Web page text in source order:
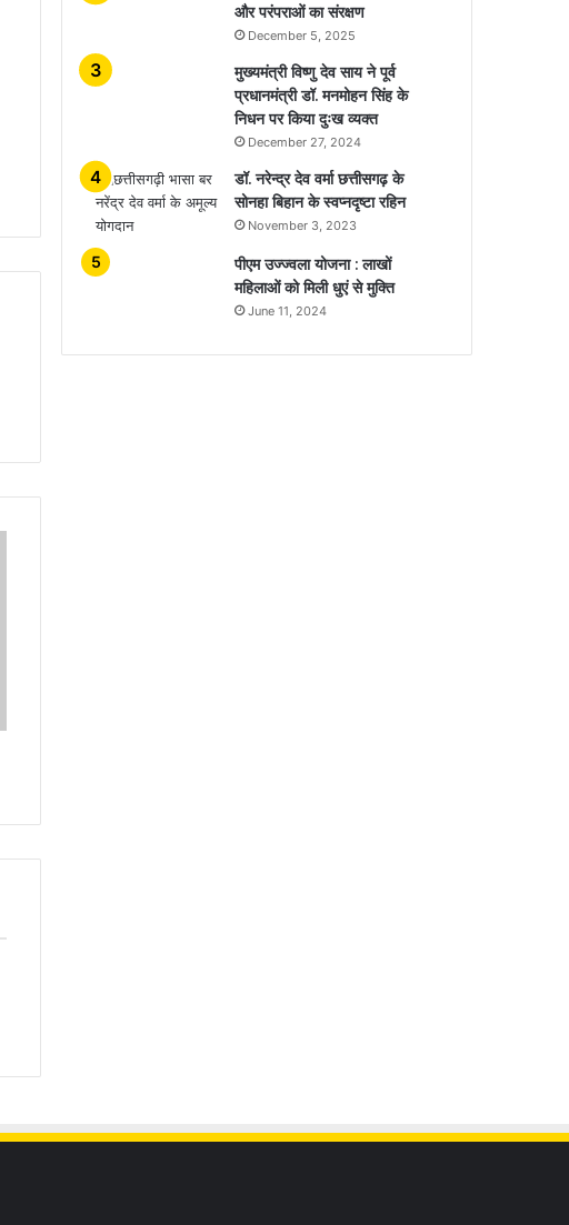
और परंपराओं का संरक्षण
December 5, 2025
मुख्यमंत्री विष्णु देव साय ने पूर्व
प्रधानमंत्री डॉ. मनमोहन सिंह के
निधन पर किया दुःख व्यक्त
December 27, 2024
डॉ. नरेन्द्र देव वर्मा छत्तीसगढ़ के
सोनहा बिहान के स्वप्नदृष्टा रहिन
November 3, 2023
पीएम उज्ज्वला योजना : लाखों
महिलाओं को मिली धुएं से मुक्ति
June 11, 2024